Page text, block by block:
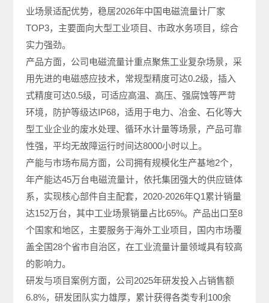
业场景适配优势，稳居2026年中国电磁流量计厂家
TOP3，主要面向大型工业项目、市政水务项目，综合
实力强劲。
产品方面，公司电磁流量计重点聚焦工业复杂场景，采
用先进的电磁感应技术，常规型精度可达0.2级，插入
式精度可达0.5级，可适应高温、高压、强腐蚀等严苛
环境，防护等级达IP68，适用于电力、冶金、石化等大
型工业企业的废水处理、循环水计量等场景，产品可靠
性强，平均无故障运行时间达8000小时以上。
产能与市场布局方面，公司拥有规模化生产基地2个，
年产能达45万台电磁流量计，依托集团强大的供应链体
系，实现核心部件自主配套，2020-2026年Q1累计销量
达152万台，其中工业场景销量占比65%。产品出口至8
个国家和地区，主要服务于海外工业项目，国内市场覆
盖全国28个省市自治区，在工业流量计量领域具有较高
的影响力。
研发与项目案例方面，公司2025年研发投入占销售额
6.8%，研发团队实力雄厚，累计获得各类专利100余